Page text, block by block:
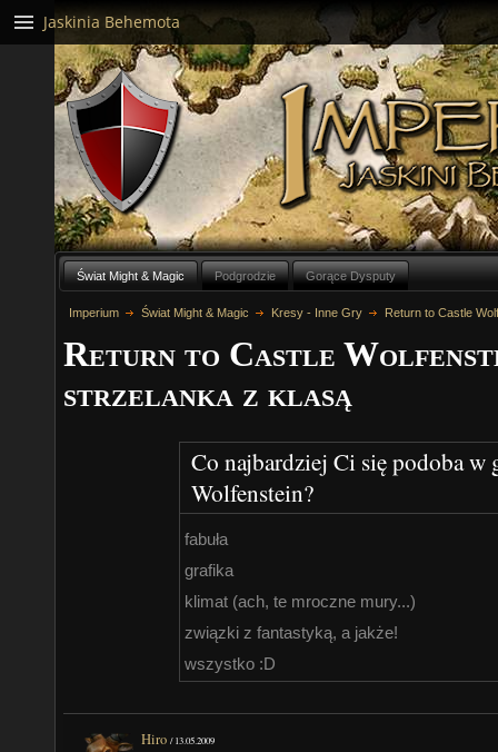
Świat Might & Magic Podgrodzie Gorące Dysputy
Imperium Świat Might & Magic Kresy - Inne Gry Return to Castle
Return to Castle
strzelanka z klasą
Co najbardziej Ci się podoba w
Wolfenstein?
fabuła
grafika
klimat (ach, te mroczne mury...)
związki z fantastyką, a jakże!
wszystko :D
Hiro /13.05.2009
Jaskinia Behemota